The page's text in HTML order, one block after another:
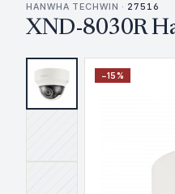
HANWHA TECHWIN · 27516
XND-8030R
−15%